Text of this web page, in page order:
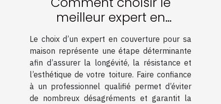
meilleur expert en
couverture pour votre
maison
Le choix d’un expert en couverture pour sa
maison représente une étape déterminante
afin d’assurer la longévité, la résistance et
l’esthétique de votre toiture. Faire confiance
à un professionnel qualifié permet d’éviter
de nombreux désagréments et garantit la